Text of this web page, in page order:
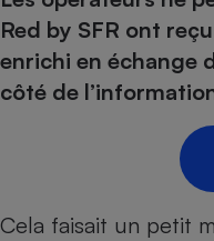
Red by SFR ont
enrichi en échange
côté de
Cela faisait un petit
Choisir son fioul
Comparateur
Energie Moins
nous ?